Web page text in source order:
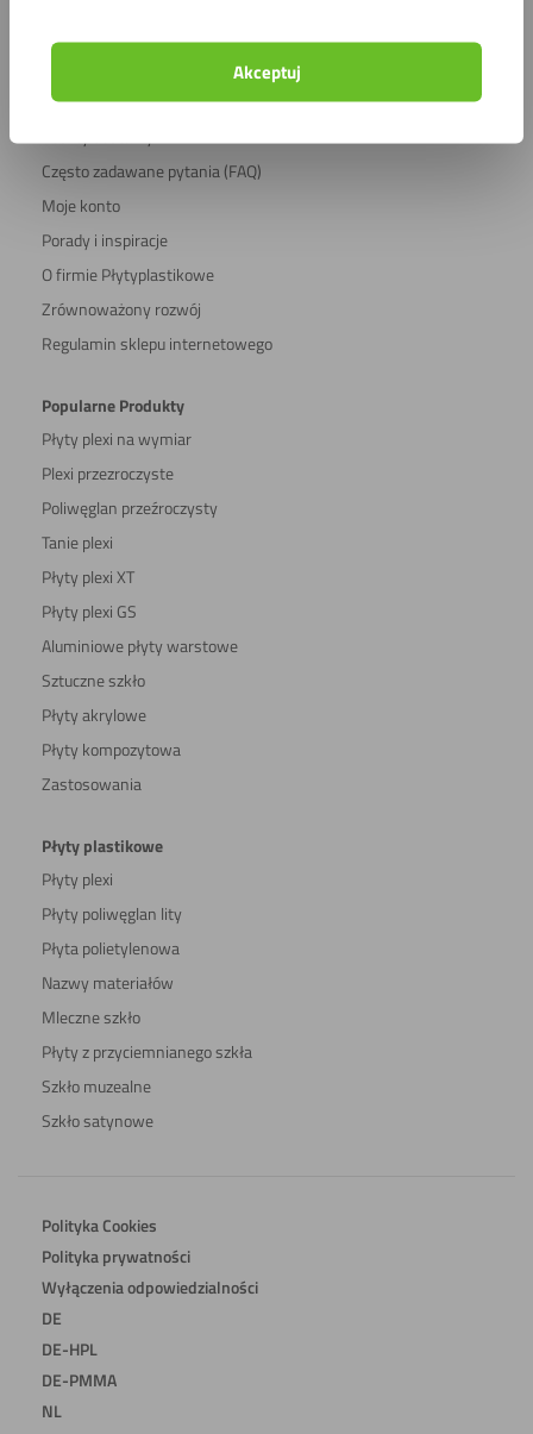
Akceptuj
Obsługi klienta
Często zadawane pytania (FAQ)
Moje konto
Porady i inspiracje
O firmie Płytyplastikowe
Zrównoważony rozwój
Regulamin sklepu internetowego
Popularne Produkty
Płyty plexi na wymiar
Plexi przezroczyste
Poliwęglan przeźroczysty
Tanie plexi
Płyty plexi XT
Płyty plexi GS
Aluminiowe płyty warstowe
Sztuczne szkło
Płyty akrylowe
Płyty kompozytowa
Zastosowania
Płyty plastikowe
Płyty plexi
Płyty poliwęglan lity
Płyta polietylenowa
Nazwy materiałów
Mleczne szkło
Płyty z przyciemnianego szkła
Szkło muzealne
Szkło satynowe
Polityka Cookies
Polityka prywatności
Wyłączenia odpowiedzialności
DE
DE-HPL
DE-PMMA
NL